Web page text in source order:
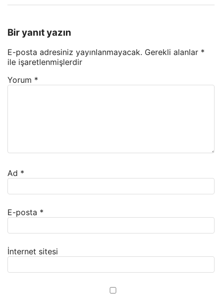
Bir yanıt yazın
E-posta adresiniz yayınlanmayacak. Gerekli alanlar *
ile işaretlenmişlerdir
Yorum *
Ad *
E-posta *
İnternet sitesi